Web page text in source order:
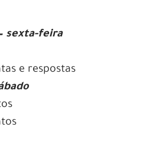
sexta-feira
e respostas